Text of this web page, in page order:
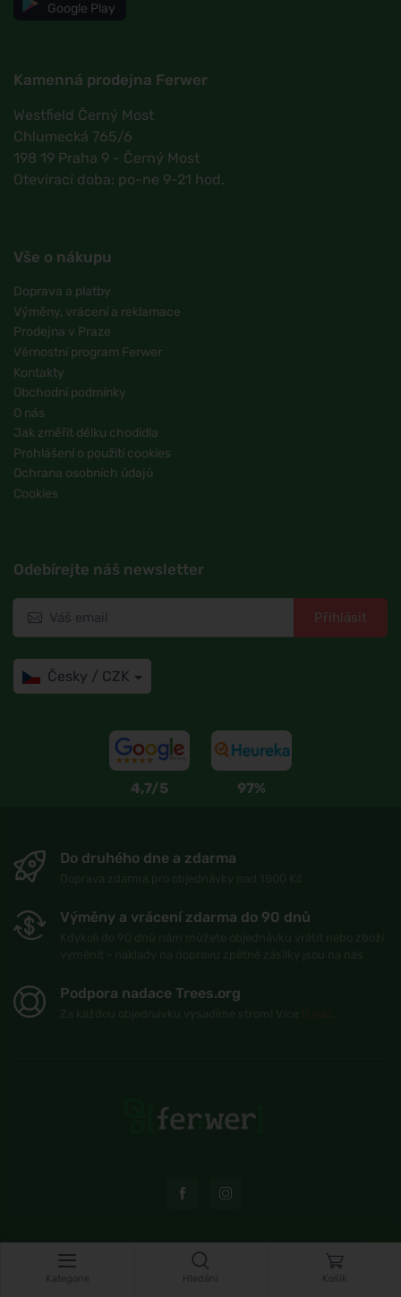
Google Play
Kamenná prodejna Ferwer
Westfield Černý Most
Chlumecká 765/6
198 19 Praha 9 - Černý Most
Otevírací doba: po-ne 9-21 hod.
Vše o nákupu
Doprava a platby
Výměny, vrácení a reklamace
Prodejna v Praze
Věrnostní program Ferwer
Kontakty
Obchodní podmínky
O nás
Jak změřit délku chodidla
Prohlášení o použití cookies
Ochrana osobních údajů
Cookies
Odebírejte náš newsletter
Přihlásit
Česky / CZK
4,7/5 97%
Do druhého dne a zdarma
Výměny a vrácení zdarma do 90 dnů
Podpora nadace Trees.org
© Topshelf s.r.o. Všechna práva vyhrazena.
Kategorie Hledání Košík